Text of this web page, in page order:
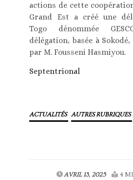
actions de cette
Grand Est a créé une
Togo dénommée
délégation, basée à
par M. Fousseni Hasmiyou.
Septentrional
ACTUALITÉS AUTRES RUBRIQUES
AVRIL 13, 2025
4